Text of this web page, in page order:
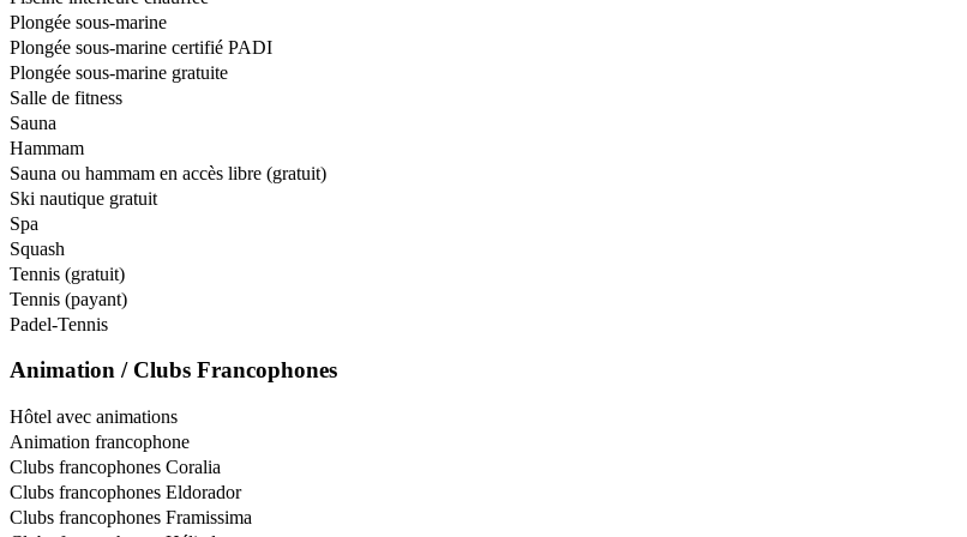
Plongée sous-marine
Plongée sous-marine certifié PADI
Plongée sous-marine gratuite
Salle de fitness
Sauna
Hammam
Sauna ou hammam en accès libre (gratuit)
Ski nautique gratuit
Spa
Squash
Tennis (gratuit)
Tennis (payant)
Padel-Tennis
Animation / Clubs Francophones
Hôtel avec animations
Animation francophone
Clubs francophones Coralia
Clubs francophones Eldorador
Clubs francophones Framissima